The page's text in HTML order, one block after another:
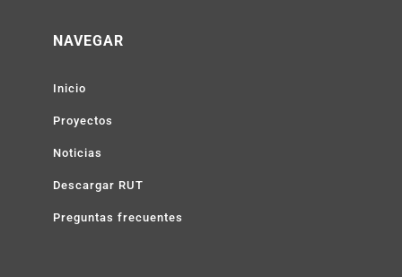
NAVEGAR
Inicio
Proyectos
Noticias
Descargar RUT
Preguntas frecuentes